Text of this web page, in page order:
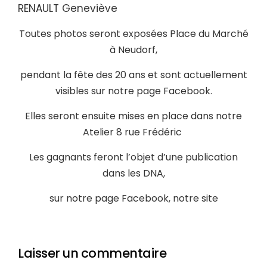
RENAULT Geneviève
Toutes photos seront exposées Place du Marché
à Neudorf,
pendant la fête des 20 ans et sont actuellement
visibles sur notre page Facebook.
Elles seront ensuite mises en place dans notre
Atelier 8 rue Frédéric
Les gagnants feront l’objet d’une publication
dans les DNA,
sur notre page Facebook, notre site
Laisser un commentaire